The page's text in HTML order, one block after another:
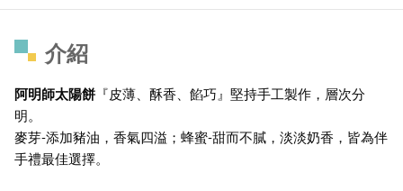
介紹
阿明師太陽餅 『皮薄、酥香、餡巧』堅持手工製作，層次分
明。
麥芽-添加豬油，香氣四溢；蜂蜜-甜而不膩，淡淡奶香，皆為伴
手禮最佳選擇。